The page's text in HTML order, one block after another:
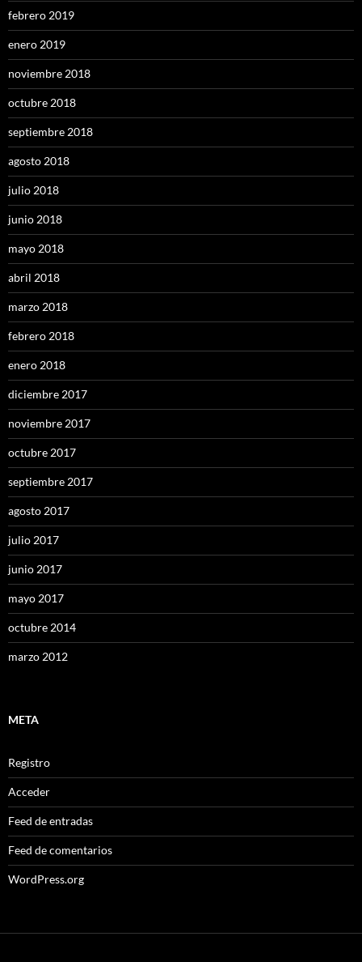
febrero 2019
enero 2019
noviembre 2018
octubre 2018
septiembre 2018
agosto 2018
julio 2018
junio 2018
mayo 2018
abril 2018
marzo 2018
febrero 2018
enero 2018
diciembre 2017
noviembre 2017
octubre 2017
septiembre 2017
agosto 2017
julio 2017
junio 2017
mayo 2017
octubre 2014
marzo 2012
META
Registro
Acceder
Feed de entradas
Feed de comentarios
WordPress.org